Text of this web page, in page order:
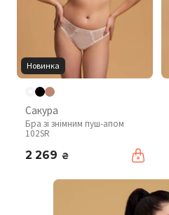
Новинка
Сакура
Бра зі знімним пуш-апом
102SR
2 269 ₴